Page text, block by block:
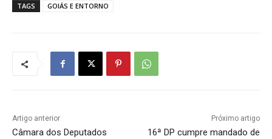
TAGS GOIÁS E ENTORNO
Artigo anterior
Câmara dos Deputados
Próximo artigo
16ª DP cumpre mandado de